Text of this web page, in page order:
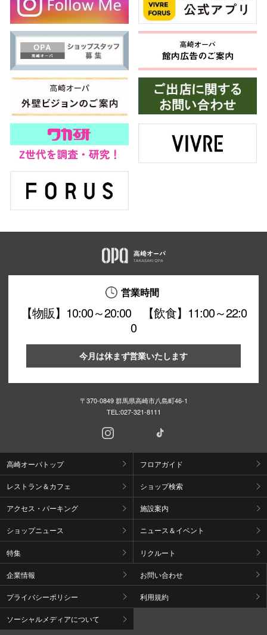
営業時間
【物販】10:00～20:00 【飲食】11:00～22:0
0
今月は休まず営業いたします
〒370-0849 群馬県高崎市八島町46-1
TEL:027-321-8111
高崎オーパトップ フロアガイド
レストラン＆カフェ ショップ検索
アクセス・パーキング 施設案内
ショップニュース ニュース＆イベント
特集 リクルート
企業情報 お問い合わせ
プライバシーポリシー 利用規約
ソーシャルメディアについて